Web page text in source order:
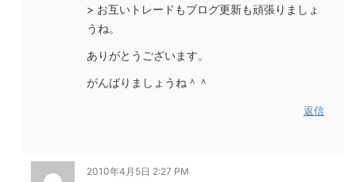
> お互いトレードもブログ更新も頑張りましょ
うね。
ありがとうございます。
がんばりましょうね＾＾
返信
2010年4月5日 2:27 PM